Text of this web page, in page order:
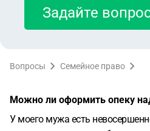
Задайте
Вопросы Семейное право
Можно ли оформить опеку
У моего мужа есть